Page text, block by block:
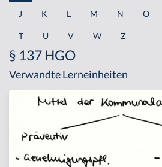
J K L M N O
T U V W Z
§ 137 HGO
Verwandte Lerneinheiten